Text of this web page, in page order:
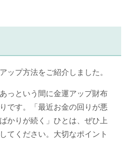
ップ方法をご紹介しました。
っという間に金運アップ財布
です。「最近お金の回りが悪
かりが続く」ひとは、ぜひ上
てください。大切なポイント